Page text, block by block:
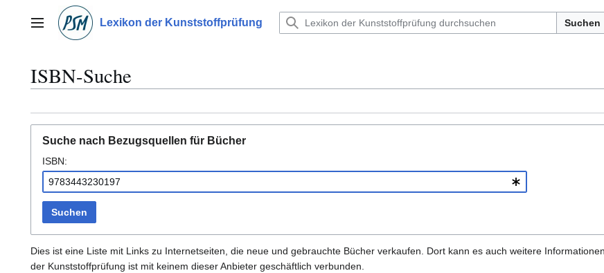
springenHauptmenü Lexikon der Kunststoffprüfung Suchen
ISBN-Suche
Suche nach Bezugsquellen für Bücher
ISBN:
Suchen
Dies ist eine Liste mit Links zu Internetseiten, die neue und gebrauchte Bücher verkaufen. Dort kann es auch weitere
der Kunststoffprüfung ist mit keinem dieser Anbieter geschäftlich verbunden.